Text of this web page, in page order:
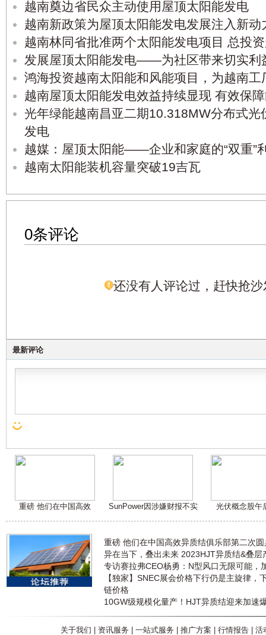
越南奠边省民众主动使用屋顶太阳能发电
越南新政策为屋顶太阳能发电发展注入新动
越南林同省批准两个太阳能发电项目 总投
发展屋顶太阳能发电——为社区带来切实利
鸿海投资越南太阳能和风能项目，为越南工
越南屋顶太阳能发电效益持续显现 有效保
光年绿能越南昌亚二期10.318MW分布式光
发电
越媒：屋顶太阳能——企业和家庭的“双重”
越南太阳能装机容量突破19吉瓦
0条评论
还没有人评论过，赶快抢沙
最新评论
重磅 他们在中国高效 SunPower因涉嫌财报不实 光伏概念股午
重磅 他们在中国高效异质结俱乐部第二次
异在当下，叠出未来 2023HJT异质结&叠层
专访赛拉弗CEO杨勇：N型风口无限可能，
【独家】SNEC展会价格下行仍是主旋律，
链价格
10GW级规模化量产！HJT异质结迎来加速
关于我们 资讯服务 一站式服务 推广方案 行情报告| 活